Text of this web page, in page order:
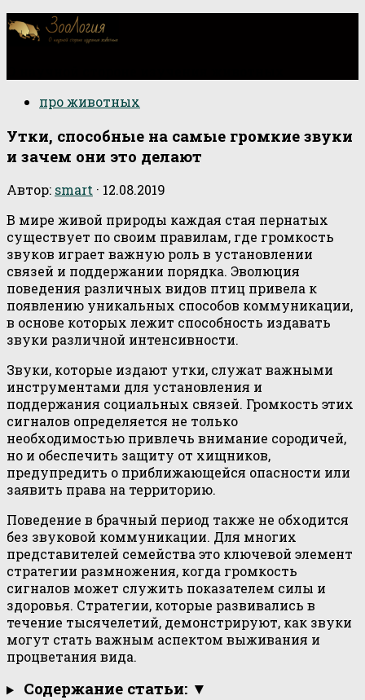
про животных
Утки, способные на самые громкие звуки
и зачем они это делают
Автор: smart · 12.08.2019
В мире живой природы каждая стая пернатых
существует по своим правилам, где громкость
звуков играет важную роль в установлении
связей и поддержании порядка. Эволюция
поведения различных видов птиц привела к
появлению уникальных способов коммуникации,
в основе которых лежит способность издавать
звуки различной интенсивности.
Звуки, которые издают утки, служат важными
инструментами для установления и
поддержания социальных связей. Громкость этих
сигналов определяется не только
необходимостью привлечь внимание сородичей,
но и обеспечить защиту от хищников,
предупредить о приближающейся опасности или
заявить права на территорию.
Поведение в брачный период также не обходится
без звуковой коммуникации. Для многих
представителей семейства это ключевой элемент
стратегии размножения, когда громкость
сигналов может служить показателем силы и
здоровья. Стратегии, которые развивались в
течение тысячелетий, демонстрируют, как звуки
могут стать важным аспектом выживания и
процветания вида.
Содержание статьи: ▼